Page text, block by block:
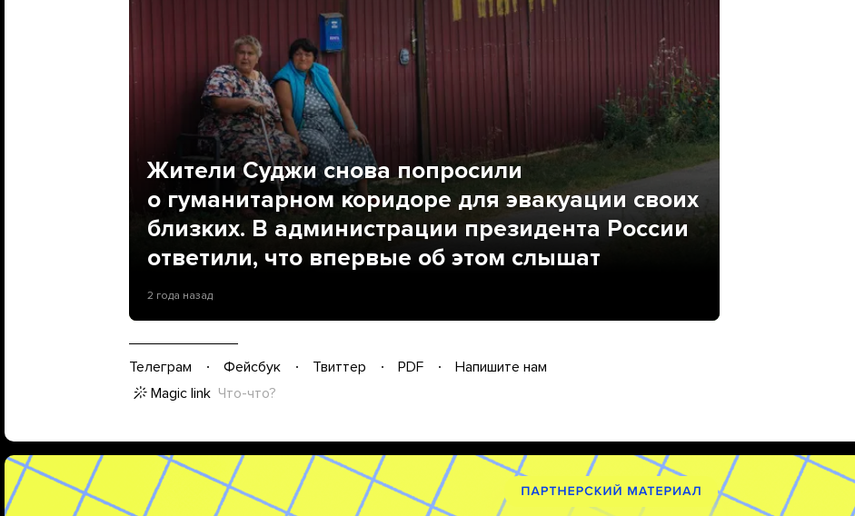
Жители Суджи снова попросили
о гуманитарном коридоре для эвакуации своих
близких. В администрации президента России
ответили, что впервые об этом слышат
2 года назад
Телеграм Фейсбук Твиттер PDF
Напишите нам
Magic link Что-что?